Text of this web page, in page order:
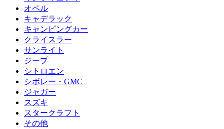
オペル
キャデラック
キャンピングカー
クライスラー
サンライト
ジープ
シトロエン
シボレー・GMC
ジャガー
スズキ
スタークラフト
その他